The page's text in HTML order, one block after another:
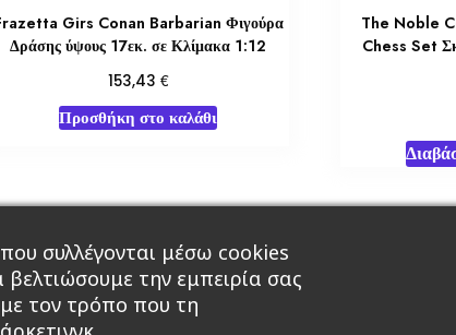
Girs Conan Barbarian Φιγούρα
Δράσης ύψους 17εκ. σε Κλίμακα 1:12
153,43 €
Προσθήκη στο καλάθι
The Noble
Chess Set
Αξεσουάρ & Δώρα Roleplaying Games
συλλέγονται μέσω cookies
την εμπειρία σας
τον τρόπο που τη